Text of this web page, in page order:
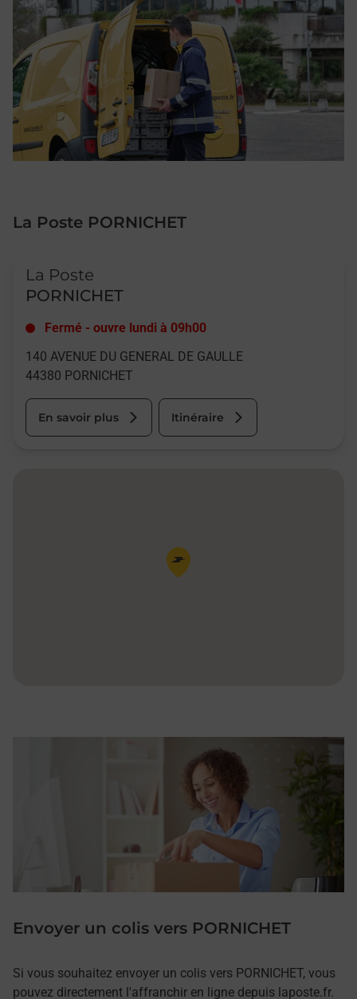
La Poste PORNICHET
La Poste
PORNICHET
Fermé - ouvre lundi à 09h00
140 AVENUE DU GENERAL DE GAULLE
44380 PORNICHET
En savoir plus Itinéraire
Pin de la carte
Envoyer un colis vers PORNICHET
Si vous souhaitez envoyer un colis vers PORNICHET, vous
pouvez directement l'affranchir en ligne depuis laposte.fr.